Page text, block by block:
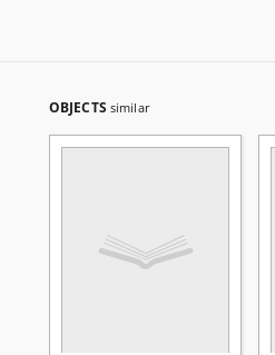
OBJECTS similar